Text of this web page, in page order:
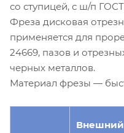
со ступицей, с ш/п
Фреза дисковая
применяется для
24669, пазов и
черных металлов.
Материал фрезы —
Внешний